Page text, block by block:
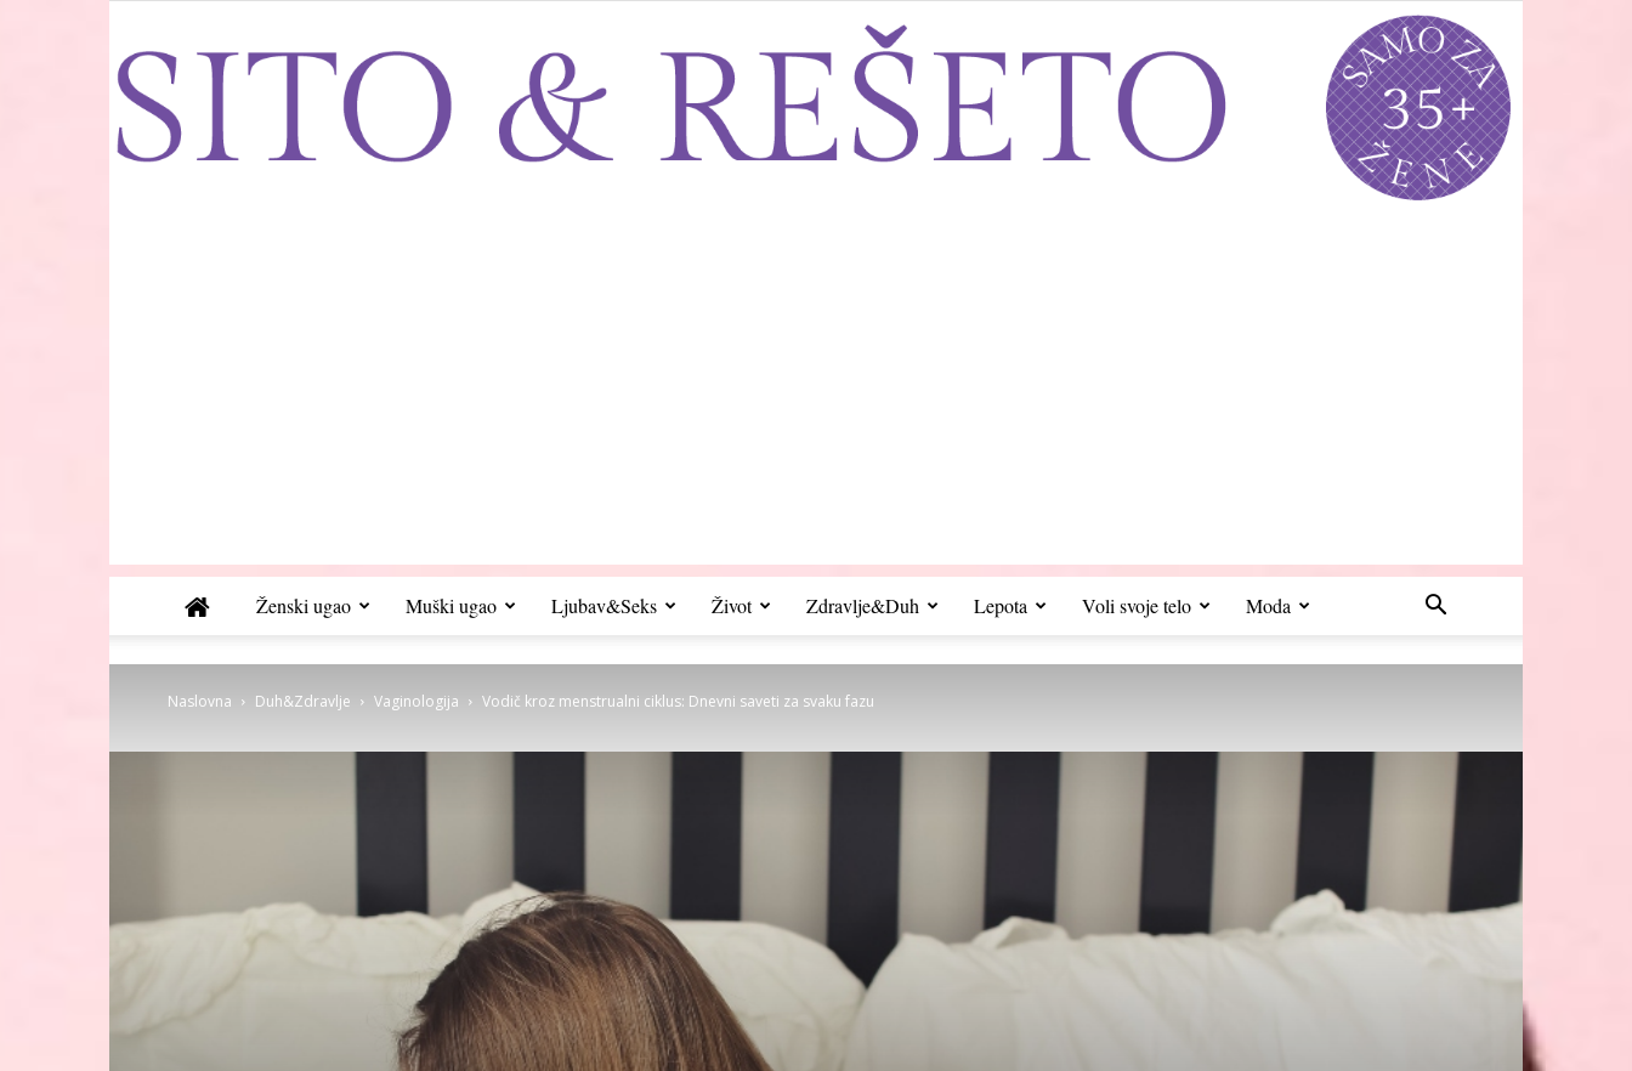
Ženski ugao Muški ugao Ljubav&Seks Život Zdravlje&Duh Lepota Voli svoje telo Moda
Naslovna Duh&Zdravlje Vaginologija Vodič kroz menstrualni ciklus: Dnevni saveti za svaku fazu